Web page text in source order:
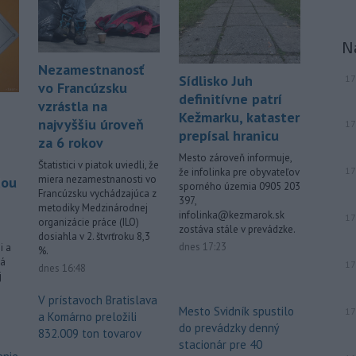
a
Nezamestnanosť
vo Francúzsku
vzrástla na
najvyššiu úroveň
za 6 rokov
Štatistici v piatok uviedli, že
miera nezamestnanosti vo
Francúzsku vychádzajúca z
metodiky Medzinárodnej
organizácie práce (ILO)
dosiahla v 2. štvrťroku 8,3
%.
dnes 16:48
V prístavoch Bratislava
a Komárno preložili
832.009 ton tovarov
Sídlisko Juh
definitívne patrí
Kežmarku, kataster
prepísal hranicu
Mesto zároveň informuje,
že infolinka pre obyvateľov
sporného územia 0905 203
397,
infolinka@kezmarok.sk
zostáva stále v prevádzke.
dnes 17:23
Mesto Svidník spustilo
do prevádzky denný
stacionár pre 40